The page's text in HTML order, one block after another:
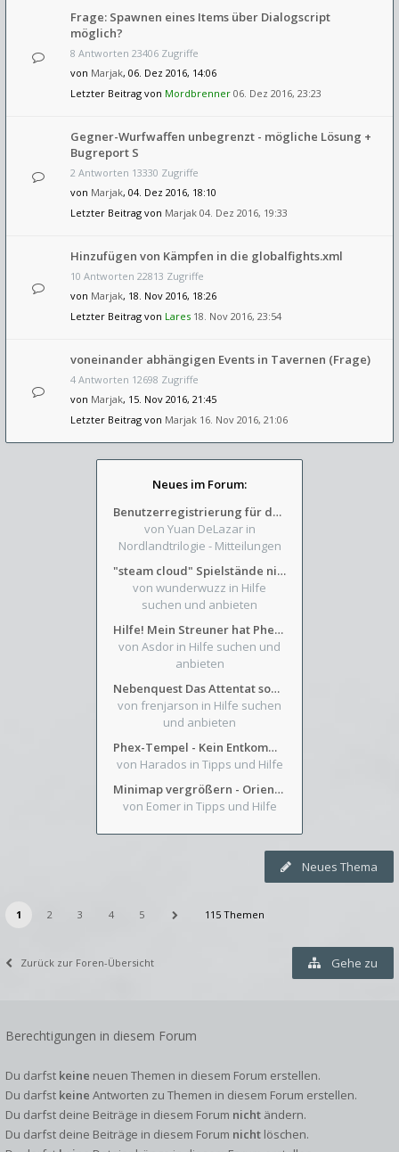
Frage: Spawnen eines Items über Dialogscript
möglich?
8 Antworten 23406 Zugriffe
von Marjak, 06. Dez 2016, 14:06
Letzter Beitrag von Mordbrenner 06. Dez 2016, 23:23
Gegner-Wurfwaffen unbegrenzt - mögliche Lösung +
Bugreport S
2 Antworten 13330 Zugriffe
von Marjak, 04. Dez 2016, 18:10
Letzter Beitrag von Marjak 04. Dez 2016, 19:33
Hinzufügen von Kämpfen in die globalfights.xml
10 Antworten 22813 Zugriffe
von Marjak, 18. Nov 2016, 18:26
Letzter Beitrag von Lares 18. Nov 2016, 23:54
voneinander abhängigen Events in Tavernen (Frage)
4 Antworten 12698 Zugriffe
von Marjak, 15. Nov 2016, 21:45
Letzter Beitrag von Marjak 16. Nov 2016, 21:06
Neues im Forum:
Benutzerregistrierung für das SchickHD-/SchweifHD-Forum gesperrt
von Yuan DeLazar in
Nordlandtrilogie - Mitteilungen
"steam cloud" Spielstände nicht verfügbar
von wunderwuzz in Hilfe
suchen und anbieten
Hilfe! Mein Streuner hat Phexens Gunst verloren...
von Asdor in Hilfe suchen und
anbieten
Nebenquest Das Attentat sowie Beilunker Reiter und zwei kleine Ausrüstungsfragen
von frenjarson in Hilfe suchen
und anbieten
Phex-Tempel - Kein Entkommen aus Weinkeller/Bibliothek Trakt
von Harados in Tipps und Hilfe
Minimap vergrößern - Orientierung in Blutzinnen
von Eomer in Tipps und Hilfe
Neues Thema
1 2 3 4 5 115 Themen
Zurück zur Foren-Übersicht Gehe zu
Berechtigungen in diesem Forum
Du darfst keine neuen Themen in diesem Forum erstellen.
Du darfst keine Antworten zu Themen in diesem Forum erstellen.
Du darfst deine Beiträge in diesem Forum nicht ändern.
Du darfst deine Beiträge in diesem Forum nicht löschen.